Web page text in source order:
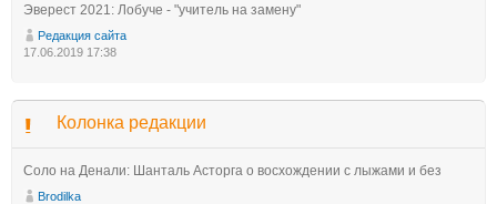
Эверест 2021: Лобуче - "учитель на замену"
Редакция сайта
17.06.2019 17:38
Колонка редакции
Соло на Денали: Шанталь Асторга о восхождении с лыжами и без
Brodilka